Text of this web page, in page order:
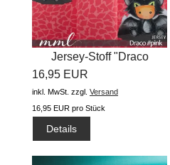
Jersey-Stoff "Draco
#pink"...
16,95 EUR
inkl. MwSt. zzgl. Versand
16,95 EUR pro Stück
Details